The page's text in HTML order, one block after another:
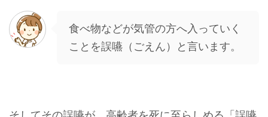
食べ物などが気管の方へ入っていく
ことを誤嚥（ごえん）と言います。